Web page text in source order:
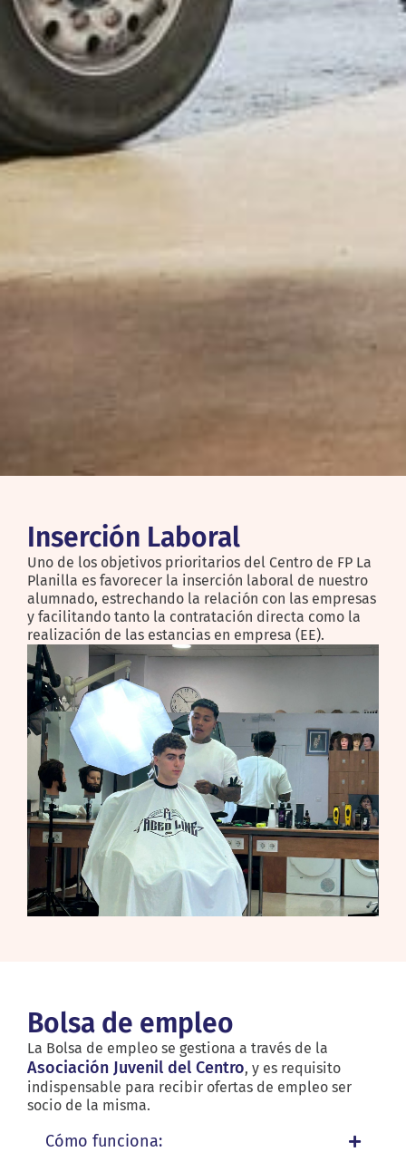
Inserción Laboral
Uno de los objetivos prioritarios del Centro de FP La
Planilla es favorecer la inserción laboral de nuestro
alumnado, estrechando la relación con las empresas
y facilitando tanto la contratación directa como la
realización de las estancias en empresa (EE).
Bolsa de empleo
La Bolsa de empleo se gestiona a través de la
Asociación Juvenil del Centro, y es requisito
indispensable para recibir ofertas de empleo ser
socio de la misma.
Cómo funciona: